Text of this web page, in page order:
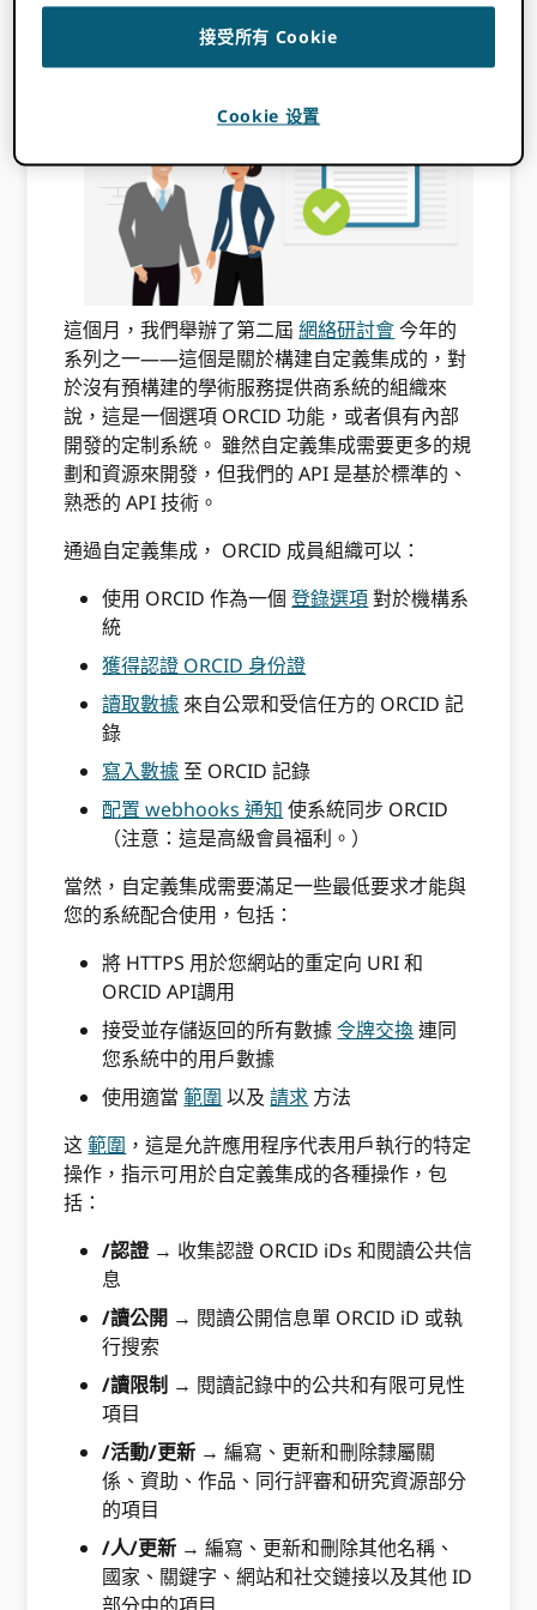
錯過了，我們鼓勵你看錄音以及閱讀我們的配
這個月，我們舉辦了第二屆網絡研討會今年的
系列之一——這個是關於構建自定義集成的，對
於沒有預構建的學術服務提供商系統的組織來
說，這是一個選項 ORCID 功能，或者俱有內部
開發的定制系統。 雖然自定義集成需要更多的規
劃和資源來開發，但我們的 API 是基於標準的、
熟悉的 API 技術。
通過自定義集成， ORCID 成員組織可以：
使用 ORCID 作為一個登錄選項對於機構系
統
獲得認證 ORCID 身份證
讀取數據 來自公眾和受信任方的 ORCID 記
錄
寫入數據 至 ORCID 記錄
配置 webhooks 通知 使系統同步 ORCID
（注意：這是高級會員福利。）
當然，自定義集成需要滿足一些最低要求才能與
您的系統配合使用，包括：
將 HTTPS 用於您網站的重定向 URI 和
ORCID API調用
接受並存儲返回的所有數據令牌交換連同
您系統中的用戶數據
使用適當範圍 以及請求 方法
这範圍 ，這是允許應用程序代表用戶執行的特定
操作，指示可用於自定義集成的各種操作，包
括：
/認證 → 收集認證 ORCID iDs 和閱讀公共信
息
/讀公開 → 閱讀公開信息單 ORCID iD 或執
行搜索
/讀限制 → 閱讀記錄中的公共和有限可見性
項目
/活動/更新 → 編寫、更新和刪除隸屬關
係、資助、作品、同行評審和研究資源部分
的項目
/人/更新 → 編寫、更新和刪除其他名稱、
國家、關鍵字、網站和社交鏈接以及其他 ID
接受所有 Cookie
Cookie 设置